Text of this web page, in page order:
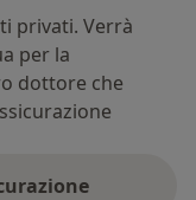
privati. Verrà
per la
dottore che